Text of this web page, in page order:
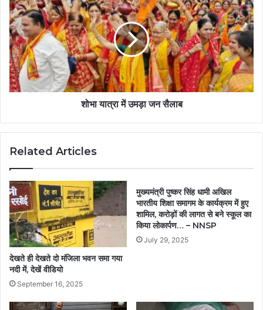
शोभा यात्रा में उमड़ा जन सैलाब
Related Articles
देखते ही देखते दो मंजिला भवन समा गया
नदी में, देखें वीडियो
September 16, 2025
मुख्यमंत्री पुष्कर सिंह धामी अखिल
भारतीय शिक्षा समागम के कार्यक्रम में हुए
शामिल, करोड़ों की लागत से बने स्कूल का
किया लोकार्पण… – NNSP
July 29, 2025